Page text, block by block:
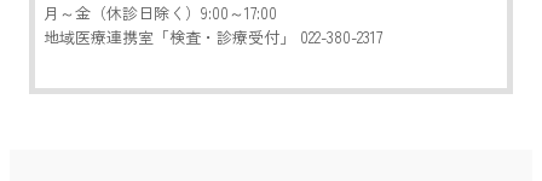
月～金（休診日除く）9:00～17:00
地域医療連携室「検査・診療受付」 022-380-2317